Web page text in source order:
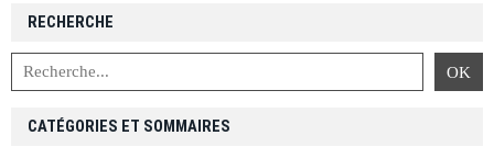
RECHERCHE
CATÉGORIES ET SOMMAIRES